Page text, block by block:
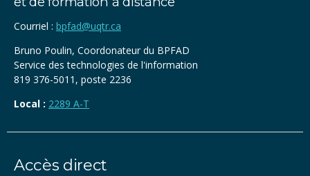
Courriel : bpfad@uqtr.ca
Bruno Poulin, Coordonateur du BPFAD
Service des technologies de l'information
819 376-5011, poste 2236
Local : 2289 A-T
Accès direct